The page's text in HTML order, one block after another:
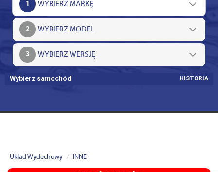
1
2
3
Wybierz samochód HISTORIA
Układ Wydechowy INNE